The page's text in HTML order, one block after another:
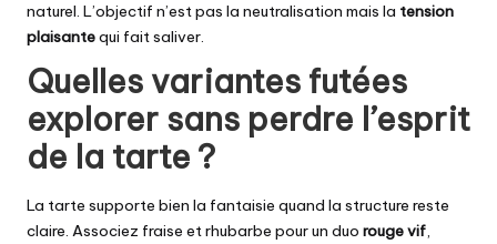
naturel. L’objectif n’est pas la neutralisation mais la tension
plaisantequi fait saliver.
Quelles variantes futées
explorer sans perdre l’esprit
de la tarte ?
La tarte supporte bien la fantaisie quand la structure reste
claire. Associez fraise et rhubarbe pour un duo rouge vif